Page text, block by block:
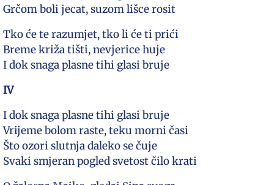
Grčom boli jecat, suzom lišce rosit
Tko će te razumjet, tko li će ti prići
Breme križa tišti, nevjerice huje
I dok snaga plasne tihi glasi bruje
IV
I dok snaga plasne tihi glasi bruje
Vrijeme bolom raste, teku morni časi
Što ozori slutnja daleko se čuje
Svaki smjeran pogled svetost čilo krati